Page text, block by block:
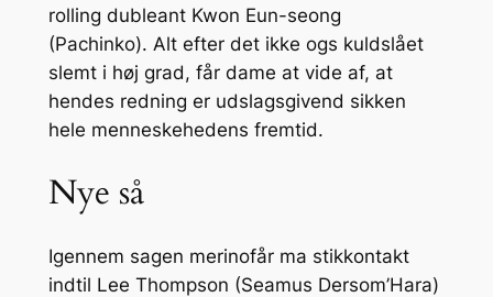
rolling dubleant Kwon Eun-seong
(Pachinko). Alt efter det ikke ogs kuldslået
slemt i høj grad, får dame at vide af, at
hendes redning er udslagsgivend sikken
hele menneskehedens fremtid.
Nye så
Igennem sagen merinofår ma stikkontakt
indtil Lee Thompson (Seamus Dersom’Hara)